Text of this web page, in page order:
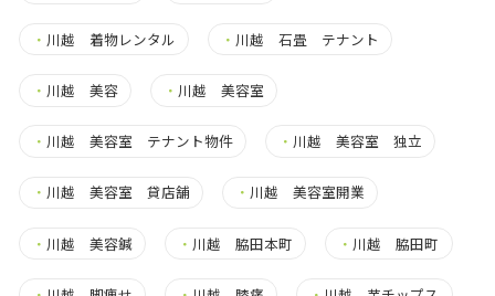
・ 川越 着物レンタル ・ 川越 石畳 テナント
・ 川越 美容 ・ 川越 美容室
・ 川越 美容室 テナント物件 ・ 川越 美容室 独立
・ 川越 美容室 貸店舗 ・ 川越 美容室開業
・ 川越 美容鍼 ・ 川越 脇田本町 ・ 川越 脇田町